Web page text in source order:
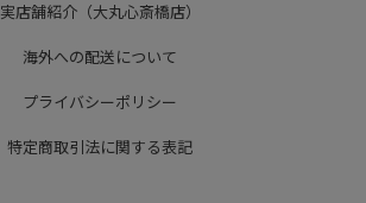
実店舗紹介（大丸心斎橋店）
海外への配送について
プライバシーポリシー
特定商取引法に関する表記